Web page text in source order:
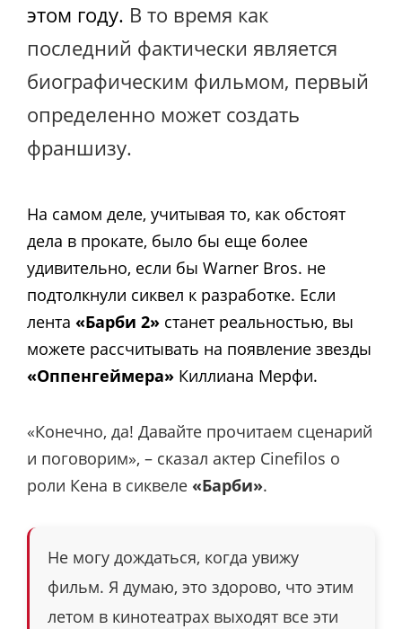
этом году. В то время как
последний фактически является
биографическим фильмом, первый
определенно может создать
франшизу.
На самом деле, учитывая то, как обстоят
дела в прокате, было бы еще более
удивительно, если бы Warner Bros. не
подтолкнули сиквел к разработке. Если
лента «Барби 2» станет реальностью, вы
можете рассчитывать на появление звезды
«Оппенгеймера» Киллиана Мерфи.
«Конечно, да! Давайте прочитаем сценарий
и поговорим», – сказал актер Cinefilos о
роли Кена в сиквеле «Барби».
Не могу дождаться, когда увижу
фильм. Я думаю, это здорово, что этим
летом в кинотеатрах выходят все эти